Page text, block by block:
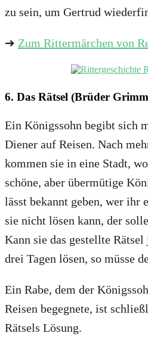
zu sein, um Gertrud
➔ Zum Rittermärchen von
6. Das Rätsel (Brüder
Ein Königssohn begibt sich
Diener auf Reisen. Nach
kommen sie in eine Stadt,
schöne, aber übermütige
lässt bekannt geben, wer ihr
sie nicht lösen kann, der
Kann sie das gestellte
drei Tagen lösen, so müsse
Ein Rabe, dem der
Reisen begegnete, ist
Rätsels Lösung.